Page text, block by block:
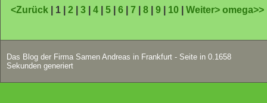
<Zurück | 1 |2 |3 |4 |5 |6 |7 |8 |9 10 |Weiter>omega>>
Das Blog der Firma Samen Andreas in Frankfurt - Seite in 0.1658
Sekunden generiert